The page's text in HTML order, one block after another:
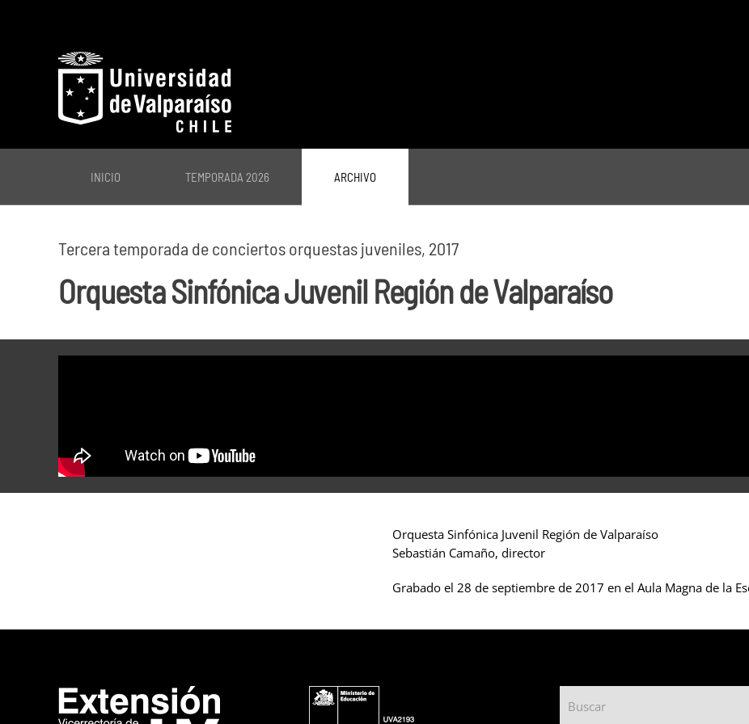
INICIO TEMPORADA 2026 ARCHIVO
Tercera temporada de conciertos orquestas juveniles, 2017
Orquesta Sinfónica Juvenil Región de Valparaíso
Orquesta Sinfónica Juvenil Región de Valparaíso
Sebastián Camaño, director
Grabado el 28 de septiembre de 2017 en el Aula Magna de la